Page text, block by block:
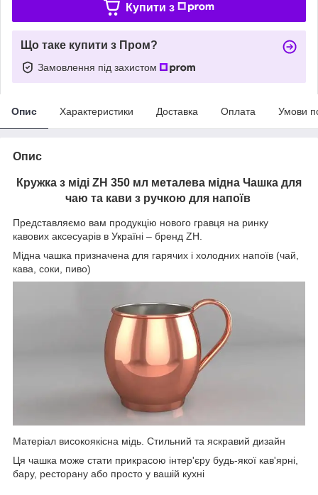
Купити з
Що таке купити з Пром?
Замовлення під захистом
Опис Характеристики Доставка Оплата Умови
Опис
Кружка з міді ZH 350 мл металева мідна Чашка для
чаю та кави з ручкою для напоїв
Представляємо вам продукцію нового гравця на ринку
кавових аксесуарів в Україні – бренд ZH.
Мідна чашка призначена для гарячих і холодних напоїв (чай,
кава, соки, пиво)
Матеріал високоякісна мідь. Стильний та яскравий дизайн
Ця чашка може стати прикрасою інтер'єру будь-якої кав'ярні,
бару, ресторану або просто у вашій кухні